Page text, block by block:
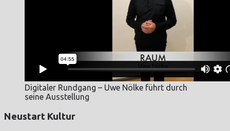
Digitaler Rundgang – Uwe Nölke führt durch
seine Ausstellung
Neustart Kultur